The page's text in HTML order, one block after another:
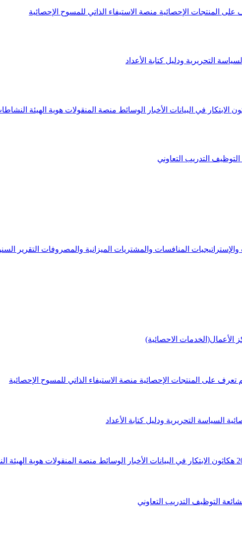
على المنتجات الإحصائية منصة الاستيفاء الذاتي للمسوح الإحصائية
السياسة التحريرية ودليل كتابة الأعداد
الابتكار في البيانات الأخبار الوسائط منصة المنقولات هوية الهيئة
التوظيف التدريب التعاوني
المنافسات والمشتريات الميزانية والمصروفات التقرير
الأعمال(الخدمات الاحصائية)
تعرف على المنتجات الإحصائية منصة الاستيفاء الذاتي للمسوح الإحصائية
السياسة التحريرية ودليل كتابة الأعداد
هكاثون الابتكار في البيانات الأخبار الوسائط منصة المنقولات هوية الهيئة
التوظيف التدريب التعاوني